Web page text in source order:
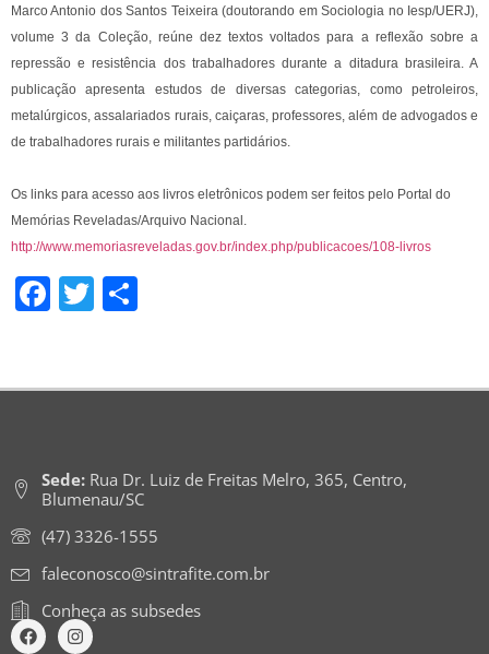
Marco Antonio dos Santos Teixeira (doutorando em Sociologia no Iesp/UERJ),
volume 3 da Coleção, reúne dez textos voltados para a reflexão sobre a
repressão e resistência dos trabalhadores durante a ditadura brasileira. A
publicação apresenta estudos de diversas categorias, como petroleiros,
metalúrgicos, assalariados rurais, caiçaras, professores, além de advogados e
de trabalhadores rurais e militantes partidários.
Os links para acesso aos livros eletrônicos podem ser feitos pelo Portal do
Memórias Reveladas/Arquivo Nacional.
http://www.memoriasreveladas.gov.br/index.php/publicacoes/108-livros
Facebook
Twitter
Sede:Rua Dr. Luiz de Freitas Melro, 365, Centro,
Blumenau/SC
(47) 3326-1555
faleconosco@sintrafite.com.br
Conheça as subsedes